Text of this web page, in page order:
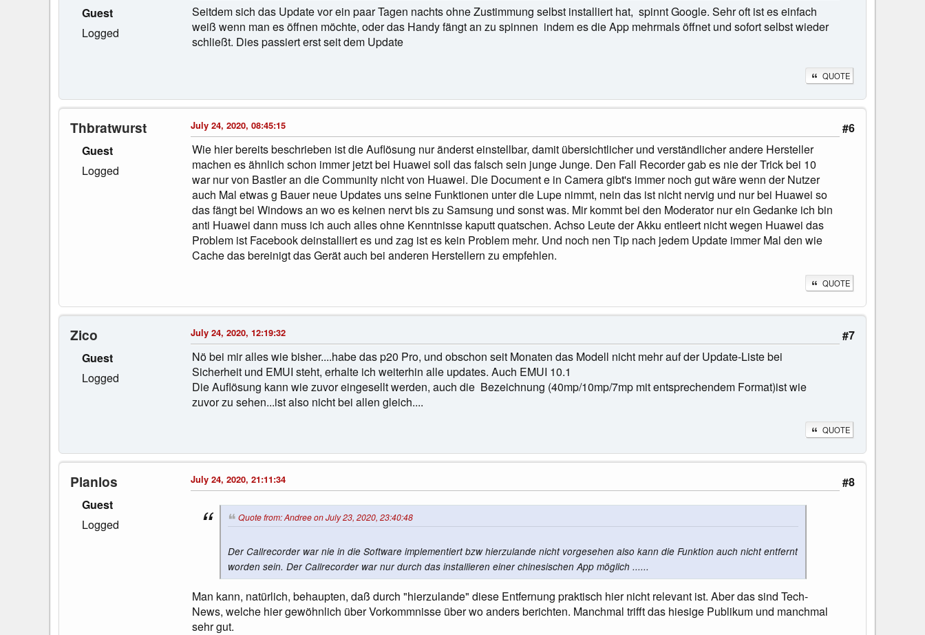
Guest
Logged
Seitdem sich das Update vor ein paar Tagen nachts ohne Zustimmung selbst installiert hat, spinnt Google. Sehr oft ist es einfach
weiß wenn man es öffnen möchte, oder das Handy fängt an zu spinnen indem es die App mehrmals öffnet und sofort selbst wieder
schließt. Dies passiert erst seit dem Update
QUOTE
Thbratwurst
Guest
Logged
#6
July 24, 2020, 08:45:15
Wie hier bereits beschrieben ist die Auflösung nur änderst einstellbar, damit übersichtlicher und verständlicher andere Hersteller
machen es ähnlich schon immer jetzt bei Huawei soll das falsch sein junge Junge. Den Fall Recorder gab es nie der Trick bei 10
war nur von Bastler an die Community nicht von Huawei. Die Document e in Camera gibt's immer noch gut wäre wenn der Nutzer
auch Mal etwas g Bauer neue Updates uns seine Funktionen unter die Lupe nimmt, nein das ist nicht nervig und nur bei Huawei so
das fängt bei Windows an wo es keinen nervt bis zu Samsung und sonst was. Mir kommt bei den Moderator nur ein Gedanke ich bin
anti Huawei dann muss ich auch alles ohne Kenntnisse kaputt quatschen. Achso Leute der Akku entleert nicht wegen Huawei das
Problem ist Facebook deinstalliert es und zag ist es kein Problem mehr. Und noch nen Tip nach jedem Update immer Mal den wie
Cache das bereinigt das Gerät auch bei anderen Herstellern zu empfehlen.
QUOTE
Zico
Guest
Logged
#7
July 24, 2020, 12:19:32
Nö bei mir alles wie bisher....habe das p20 Pro, und obschon seit Monaten das Modell nicht mehr auf der Update-Liste bei
Sicherheit und EMUI steht, erhalte ich weiterhin alle updates. Auch EMUI 10.1
Die Auflösung kann wie zuvor eingesellt werden, auch die Bezeichnung (40mp/10mp/7mp mit entsprechendem Format)ist wie
zuvor zu sehen...ist also nicht bei allen gleich....
QUOTE
Planlos
Guest
Logged
#8
July 24, 2020, 21:11:34
Quote from: Andree on July 23, 2020, 23:40:48
Der Callrecorder war nie in die Software implementiert bzw hierzulande nicht vorgesehen also kann die Funktion auch nicht entfernt
worden sein. Der Callrecorder war nur durch das installieren einer chinesischen App möglich ......
Man kann, natürlich, behaupten, daß durch "hierzulande" diese Entfernung praktisch hier nicht relevant ist. Aber das sind Tech-
News, welche hier gewöhnlich über Vorkommnisse über wo anders berichten. Manchmal trifft das hiesige Publikum und manchmal
sehr gut.